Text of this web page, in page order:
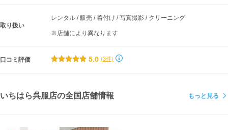
取り扱い
レンタル / 販売 / 着付け / 写真撮影 / クリーニング
※店舗により異なります
口コミ評価 5.0 (3件)
いちはら呉服店の全国店舗情報 もっと見る